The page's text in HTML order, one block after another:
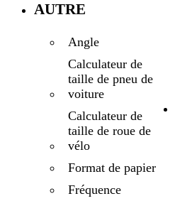
AUTRE
Angle
Calculateur de
taille de pneu de
voiture
Calculateur de
taille de roue de
vélo
Format de papier
Fréquence